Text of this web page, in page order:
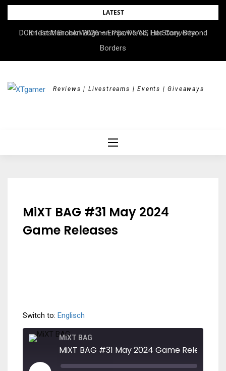
Skip
content
LATEST
Im Test: Brook Wingman P5s/P5/NS Lite Converter
DOK.fest München 2026 – Empowered, HerStory, Beyond
Borders
Reviews | Livestreams | Events | Giveaways
MiXT BAG #31 May 2024
Game Releases
Switch to: Englisch
MiXT BAG
MiXT BAG #31 May 2024 Game Releases